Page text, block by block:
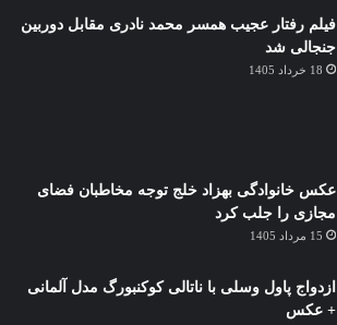
فیلم رفتار عجیب همسر محمد نادری مقابل دوربین
جنجالی شد
18 خرداد 1405
عکس خانوادگی بهزاد خلج توجه مخاطبان فضای
مجازی را جلب کرد
15 مرداد 1405
ازدواج پاول وسلی با ناتالی کوکنبورگ مدل آلمانی
+ عکس